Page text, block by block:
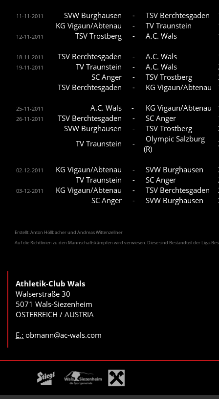
11-11-2011 SVW Burghausen - TSV Berchtesgaden
KG Vigaun/Abtenau
- TV Traunstein
12-11-2011 TSV Trostberg - A.C. Wals
18-11-2011 TSV Berchtesgaden - A.C. Wals
19-11-2011 TV Traunstein - A.C. Wals
SC Anger
- TSV Trostberg
TSV Berchtesgaden
- KG Vigaun/Abtenau
25-11-2011 A.C. Wals - KG Vigaun/Abtenau
26-11-2011 TSV Berchtesgaden - SC Anger
SVW Burghausen
- TSV Trostberg
TV Traunstein
-
Olympic Salzburg
(R)
02-12-2011 KG Vigaun/Abtenau - SVW Burghausen
TV Traunstein
- SC Anger
03-12-2011 KG Vigaun/Abtenau - TSV Berchtesgaden
SC Anger
- SVW Burghausen
Erstellt: Anton Höllbacher und Andreas Wittenzellner
Auf die Richtlinien zu den Mannschaftskämpfen wird verwiesen. Diese sind Bestandteil der Liga-
Athletik-Club Wals
Walserstraße 30
5071 Wals-Siezenheim
ÖSTERREICH / AUSTRIA
E.: obmann@ac-wals.com